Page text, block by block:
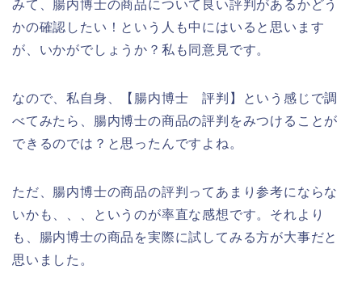
みて、腸内博士の商品について良い評判があるかどう
かの確認したい！という人も中にはいると思います
が、いかがでしょうか？私も同意見です。
なので、私自身、【腸内博士 評判】という感じで調
べてみたら、腸内博士の商品の評判をみつけることが
できるのでは？と思ったんですよね。
ただ、腸内博士の商品の評判ってあまり参考にならな
いかも、、、というのが率直な感想です。それより
も、腸内博士の商品を実際に試してみる方が大事だと
思いました。